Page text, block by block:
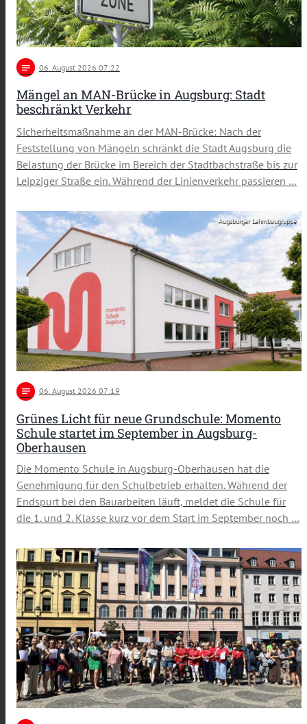
notes 06 . August 2026 07:22
Mängel an MAN-Brücke in Augsburg: Stadt
beschränkt Verkehr
Sicherheitsmaßnahme an der MAN-Brücke: Nach der
Feststellung von Mängeln schränkt die Stadt Augsburg die
Belastung der Brücke im Bereich der Stadtbachstraße bis zur
Leipziger Straße ein. Während der Linienverkehr passieren …
Augsburger Lehmbaugruppe
notes 06. August 2026 07:19
Grünes Licht für neue Grundschule: Momento
Schule startet im September in Augsburg-
Oberhausen
Die Momento Schule in Augsburg-Oberhausen hat die
Genehmigung für den Schulbetrieb erhalten. Während der
Endspurt bei den Bauarbeiten läuft, meldet die Schule für
die 1. und 2. Klasse kurz vor dem Start im September noch …